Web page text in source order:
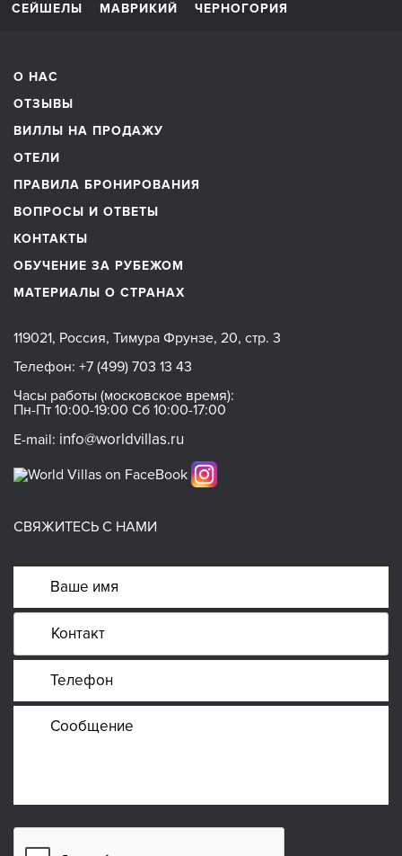
СЕЙШЕЛЫ
МАВРИКИЙ ЧЕРНОГОРИЯ
О НАС
ОТЗЫВЫ
ВИЛЛЫ НА ПРОДАЖУ
ОТЕЛИ
ПРАВИЛА БРОНИРОВАНИЯ
ВОПРОСЫ И ОТВЕТЫ
КОНТАКТЫ
ОБУЧЕНИЕ ЗА РУБЕЖОМ
МАТЕРИАЛЫ О СТРАНАХ
119021, Россия, Тимура Фрунзе, 20, стр. 3
Телефон: +7 (499) 703 13 43
Часы работы (московское время):
Пн-Пт 10:00-19:00 Сб 10:00-17:00
E-mail: info@worldvillas.ru
СВЯЖИТЕСЬ С НАМИ